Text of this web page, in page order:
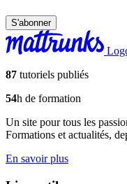
S'abonner
87 tutoriels publiés
54h de formation
Un site pour tous les
Formations et actualités,
En savoir plus